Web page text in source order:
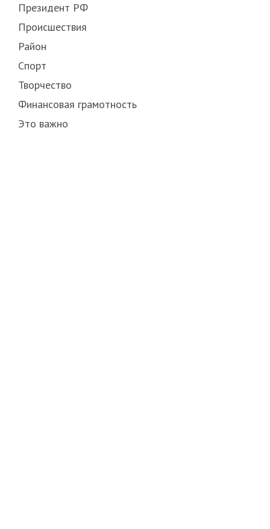
Президент РФ
Происшествия
Район
Спорт
Творчество
Финансовая грамотность
Это важно